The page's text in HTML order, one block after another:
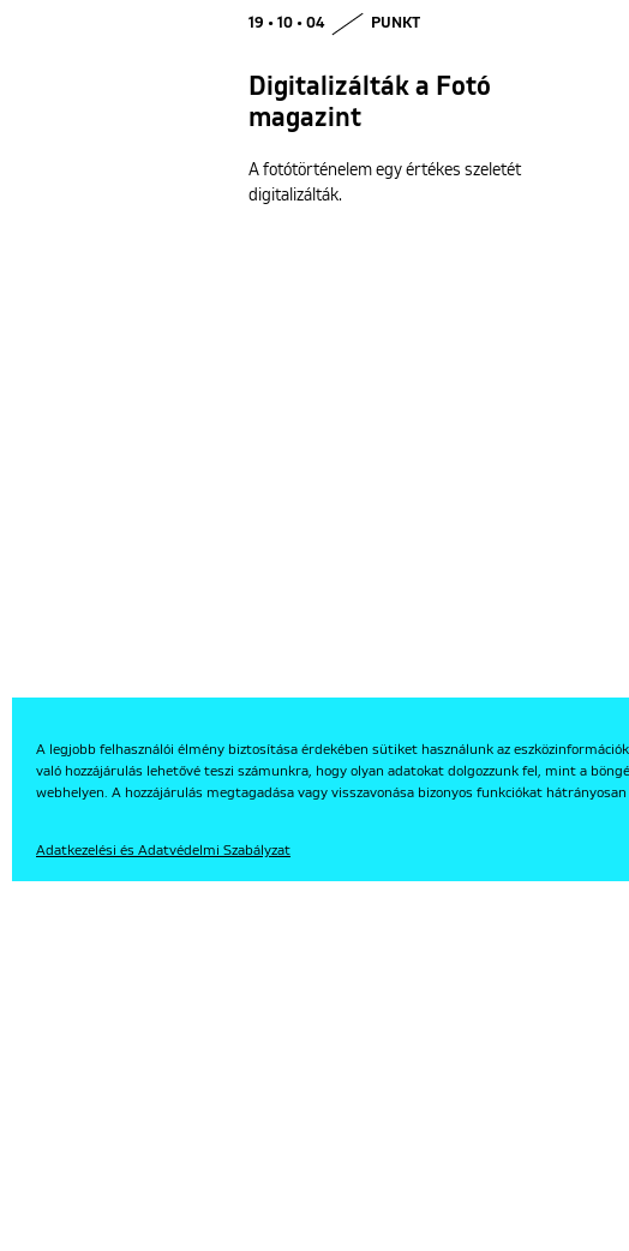
A legjobb felhasználói élmény biztosítása érdekében sütiket használunk az
való hozzájárulás lehetővé teszi számunkra, hogy olyan adatokat dolgozzunk fel, mint a
webhelyen. A hozzájárulás megtagadása vagy visszavonása bizonyos funkciókat
Adatkezelési és Adatvédelmi Szabályzat
EN
19 • 10 • 04 PUNKT
Digitalizálták a Fotó
magazint
A fotótörténelem egy értékes szeletét
digitalizálták.